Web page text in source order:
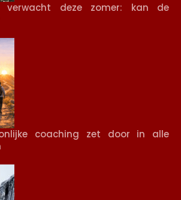
verwacht deze zomer: kan de
coaching zet door in alle